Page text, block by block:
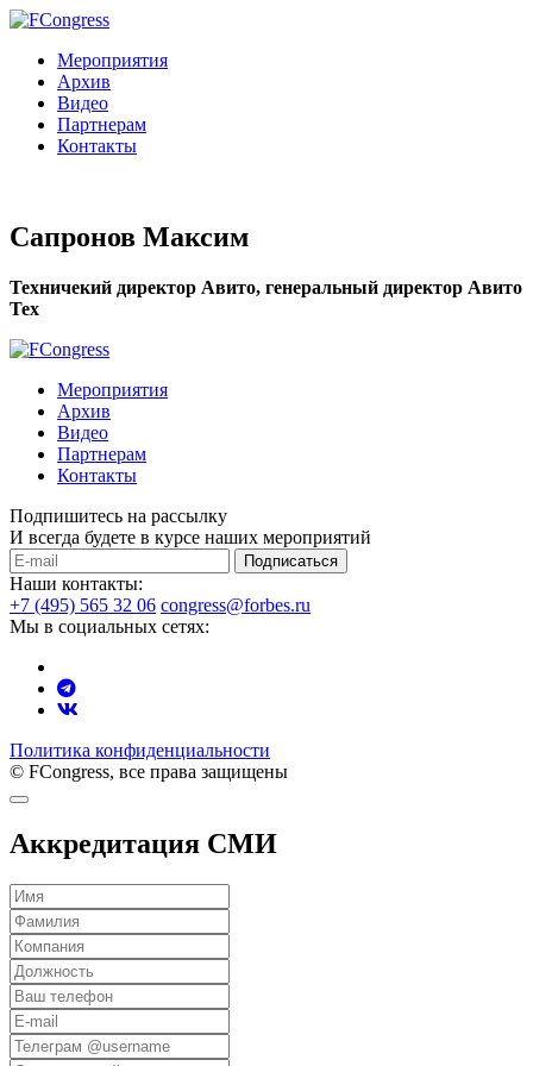
Мероприятия
Архив
Видео
Партнерам
Контакты
Сапронов Максим
Техничекий директор Авито, генеральный директор Авито
Тех
Мероприятия
Архив
Видео
Партнерам
Контакты
Подпишитесь на рассылку
И всегда будете в курсе наших мероприятий
Подписаться
Наши контакты:
+7 (495) 565 32 06 congress@forbes.ru
Мы в социальных сетях:
Политика конфиденциальности
© FCongress, все права защищены
Аккредитация СМИ